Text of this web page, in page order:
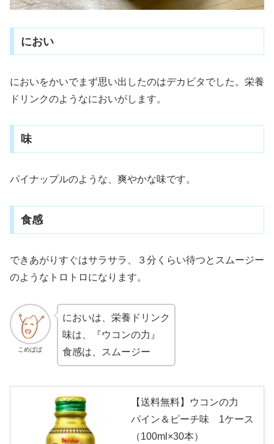
におい
においをかいでまず思い出したのはデカビタでした。栄養
ドリンクのようなにおいがします。
味
パイナップルのような、爽やかな味です。
食感
できあがりすぐはサラサラ、３分くらい待つとスムージー
のようなトロトロになります。
こめぱぱ
においは、栄養ドリンク
味は、『ウコンの力』
食感は、スムージー
【送料無料】ウコンの力
パイン＆ピーチ味 1ケース
（100ml×30本）